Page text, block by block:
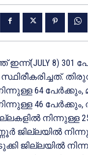
8) 301
64 പേര്‍ക്കും,
46
നിന്നുള്ള
ജില്ലയില്‍
ജില്ലയില്‍